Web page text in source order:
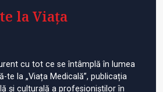
la Viața
cu tot ce se întâmplă în lumea
te la „Viața Medicală”, publicația
și culturală a profesioniștilor în